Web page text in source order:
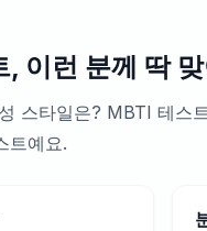
, 이런 분께 딱
스타일은? MBTI 테스
트예요.